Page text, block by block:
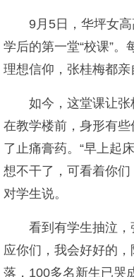
9月5日，华坪女
学后的第一堂“校课”。
理想信仰，张桂梅都亲
如今，这堂课让
在教学楼前，身形有
了止痛膏药。“早上起
想不干了，可看着你
对学生说。
看到有学生抽泣，
应你们，我会好好的
落，100多名新生已哭